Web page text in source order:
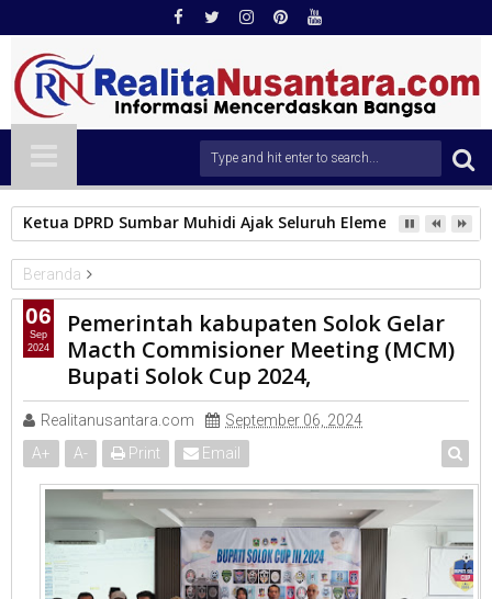
Ketua DPRD Sumbar Muhidi Ajak Seluruh Elemen
Beranda
KAB.SOLOK
Pemerintah kabupaten Solok Gelar Macth Commisioner Meeting
(MCM) Bupati Solok Cup 2024,
Pemerintah kabupaten Solok Gelar
Macth Commisioner Meeting (MCM)
Bupati Solok Cup 2024,
Realitanusantara.com
September 06, 2024
A+ A- Print Email
06
Sep
2024